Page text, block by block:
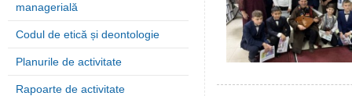
managerială
Codul de etică și deontologie
Planurile de activitate
Rapoarte de activitate